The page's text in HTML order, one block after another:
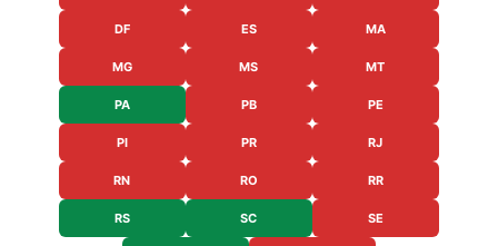
DF ES MA
MG MS MT
PA PB PE
PI PR RJ
RN RO RR
RS SC SE